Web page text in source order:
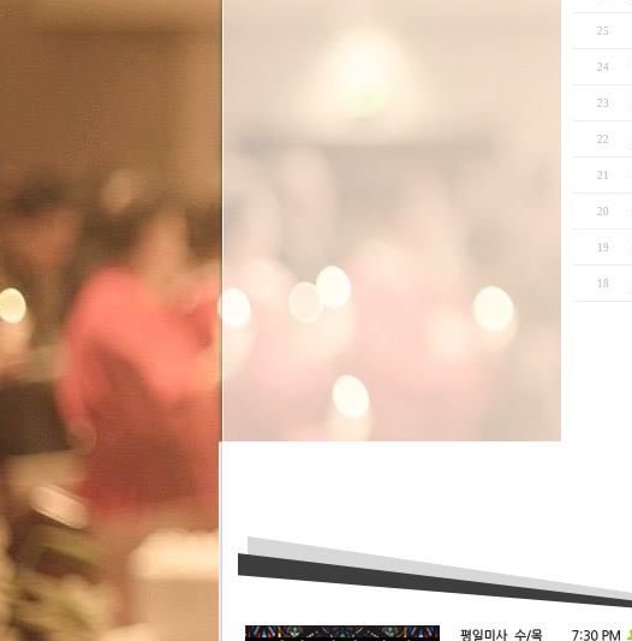
25
24
23
22
21
20
19
18